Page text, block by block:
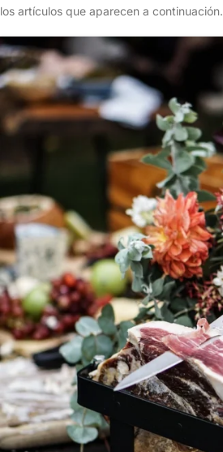
los artículos que aparecen a continuación.